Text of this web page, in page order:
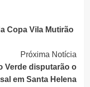
Copa Vila Mutirão
Próxima Notícia
Verde disputarão o
em Santa Helena